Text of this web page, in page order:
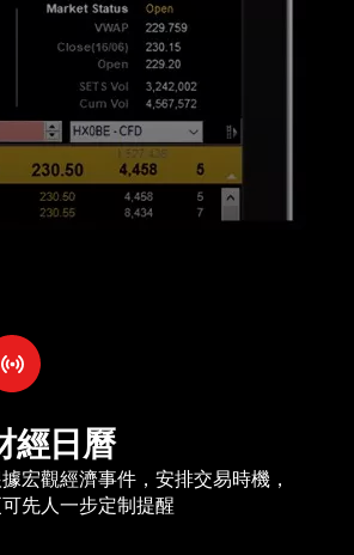
經日曆
宏觀經濟事件，安排交易時機，
先人一步定制提醒